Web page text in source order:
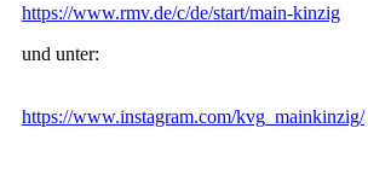
https://www.rmv.de/c/de/start/main-kinzig
und unter:
https://www.instagram.com/kvg_mainkinzig/